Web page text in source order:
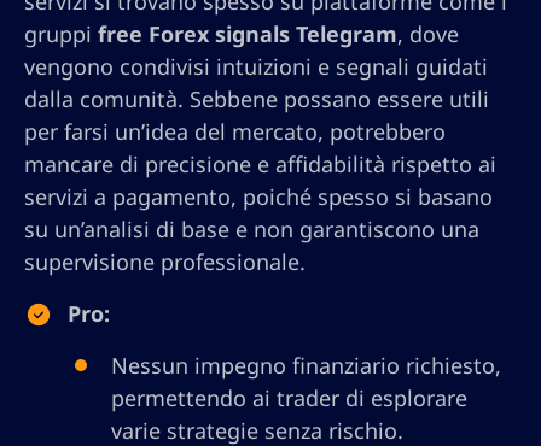
gruppi free Forex signals Telegram, dove
vengono condivisi intuizioni e segnali guidati
dalla comunità. Sebbene possano essere utili
per farsi un’idea del mercato, potrebbero
mancare di precisione e affidabilità rispetto ai
servizi a pagamento, poiché spesso si basano
su un’analisi di base e non garantiscono una
supervisione professionale.
Pro:
Nessun impegno finanziario richiesto,
permettendo ai trader di esplorare
varie strategie senza rischio.